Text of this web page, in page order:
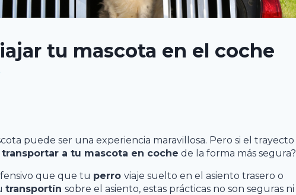
tu mascota en el coche
puede ser una experiencia maravillosa. Pero si el trayecto
transportar a tu mascota en coche de la forma más segura?
que que tu perro viaje suelto en el asiento trasero o
transportín sobre el asiento, estas prácticas no son seguras ni